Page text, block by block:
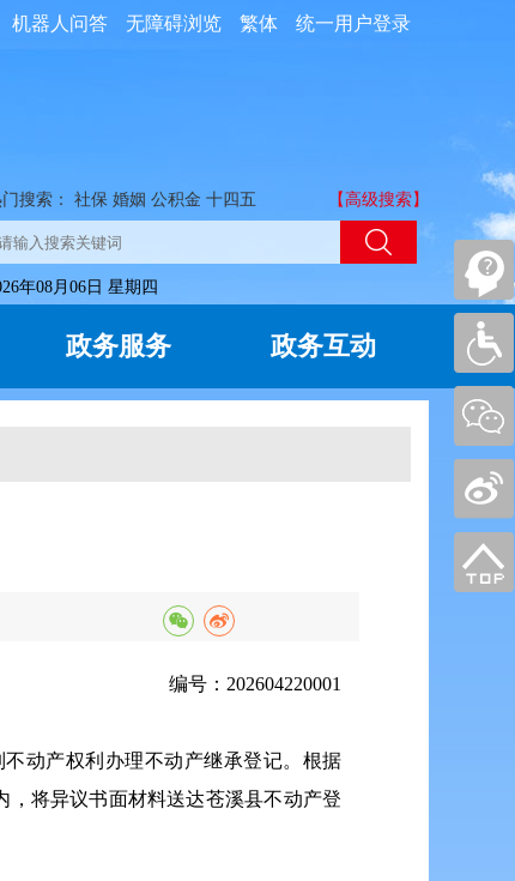
统一用户登录
繁体
无障碍浏览
机器人问答
搜索： 社保 婚姻 公积金 十四五 【高级搜索】
年08月06日 星期四
政务服务 政务互动
编号：202604220001
动产权利办理不动产继承登记。根据
，将异议书面材料送达苍溪县不动产登